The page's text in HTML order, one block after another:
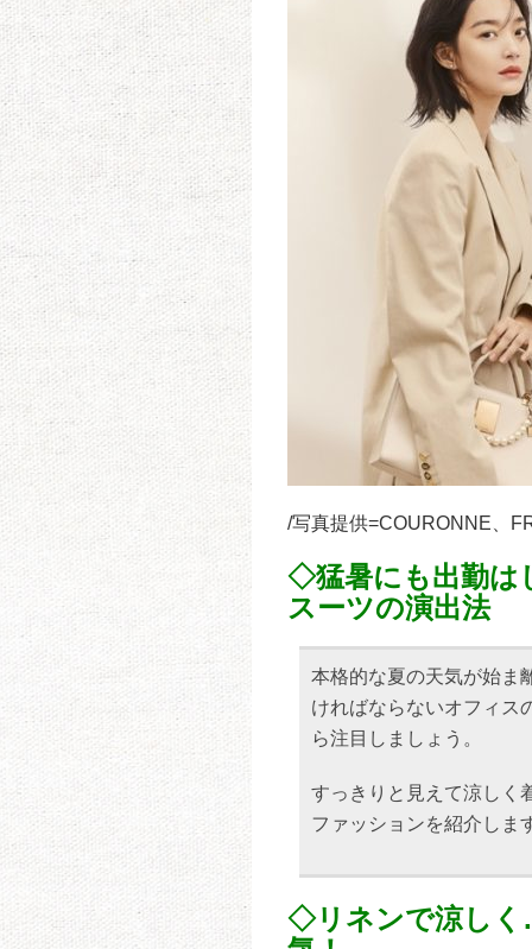
/写真提供=COURONNE、
◇猛暑にも出勤は
スーツの演出法
本格的な夏の天気が始ま
ければならないオフィス
ら注目しましょう。
すっきりと見えて涼しく
ファッションを紹介しま
◇リネンで涼し